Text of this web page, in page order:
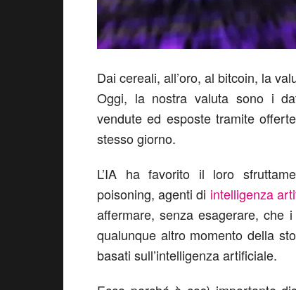
Dai cereali, all’oro, al bitcoin, la
Oggi, la nostra valuta sono i
vendute ed esposte tramite
stesso giorno.
L’IA ha favorito il loro
poisoning, agenti di intelligenza
affermare, senza esagerare, che
qualunque altro momento della
basati sull’intelligenza artificiale.